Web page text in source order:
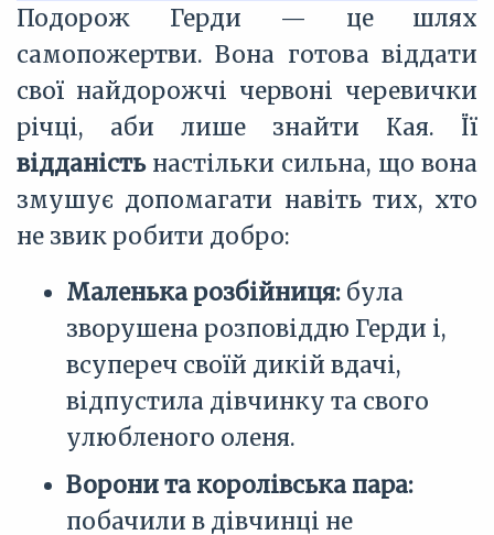
Подорож Герди — це шлях
самопожертви. Вона готова віддати
свої найдорожчі червоні черевички
річці, аби лише знайти Кая. Її
відданістьнастільки сильна, що вона
змушує допомагати навіть тих, хто
не звик робити добро:
Маленька розбійниця: була
зворушена розповіддю Герди і,
всупереч своїй дикій вдачі,
відпустила дівчинку та свого
улюбленого оленя.
Ворони та королівська пара:
побачили в дівчинці не